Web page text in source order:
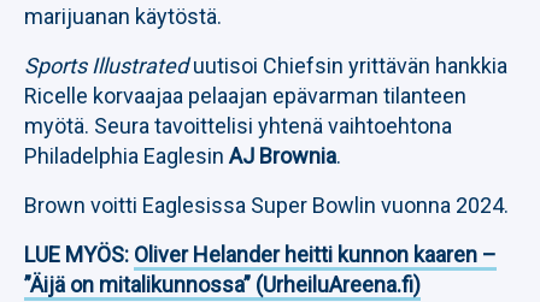
marijuanan käytöstä.
Sports Illustrateduutisoi Chiefsin yrittävän hankkia
Ricelle korvaajaa pelaajan epävarman tilanteen
myötä. Seura tavoittelisi yhtenä vaihtoehtona
Philadelphia Eaglesin AJ Brownia.
Brown voitti Eaglesissa Super Bowlin vuonna 2024.
LUE MYÖS: Oliver Helander heitti kunnon kaaren –
”Äijä on mitalikunnossa” (UrheiluAreena.fi)